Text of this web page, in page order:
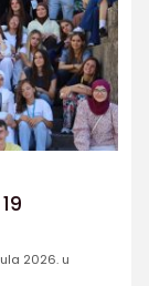
2026. u